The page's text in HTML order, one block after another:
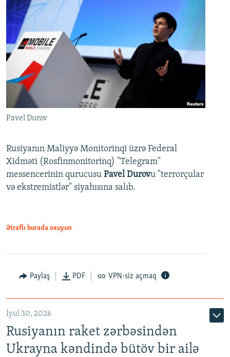
Pavel Durov
Rusiyanın Maliyyə Monitorinqi üzrə Federal
Xidməti (Rosfinmonitorinq) "Telegram"
messencerinin qurucusu Pavel Durovu "terrorçular
və ekstremistlər" siyahısına salıb.
Ətraflı burada oxuyun
Paylaş PDF VPN-siz açmaq
İyul 30, 2026
Rusiyanın raket zərbəsindən
Ukrayna kəndində bütöv bir ailə